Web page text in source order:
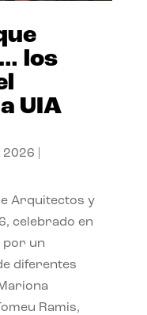
los
UIA
2026
Arquitectos y
celebrado en
por un
diferentes
Ramis,